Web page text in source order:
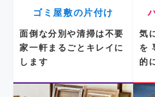
ゴミ屋敷の片付け
面倒な分別や清掃は不要
家一軒まるごとキレイに
します
気
を
的